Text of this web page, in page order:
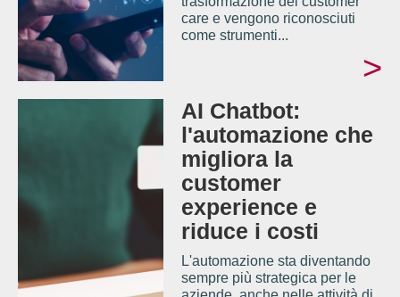
care e vengono riconosciuti
come strumenti...
>
AI Chatbot:
l'automazione che
migliora la
customer
experience e
riduce i costi
L'automazione sta diventando
sempre più strategica per le